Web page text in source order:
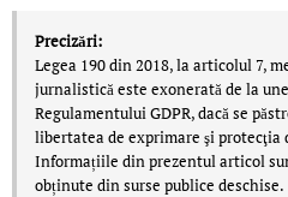
Precizări:
Legea 190 din 2018, la articolul 7,
jurnalistică este exonerată de la
Regulamentului GDPR, dacă se
libertatea de exprimare şi protecţia
Informațiile din prezentul articol
obținute din surse publice deschise.